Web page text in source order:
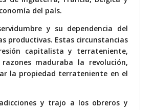
del país.
y su dependencia del
productivas. Estas circunstancias
capitalista y terrateniente,
maduraba la revolución,
la propiedad terrateniente en el
y trajo a los obreros y